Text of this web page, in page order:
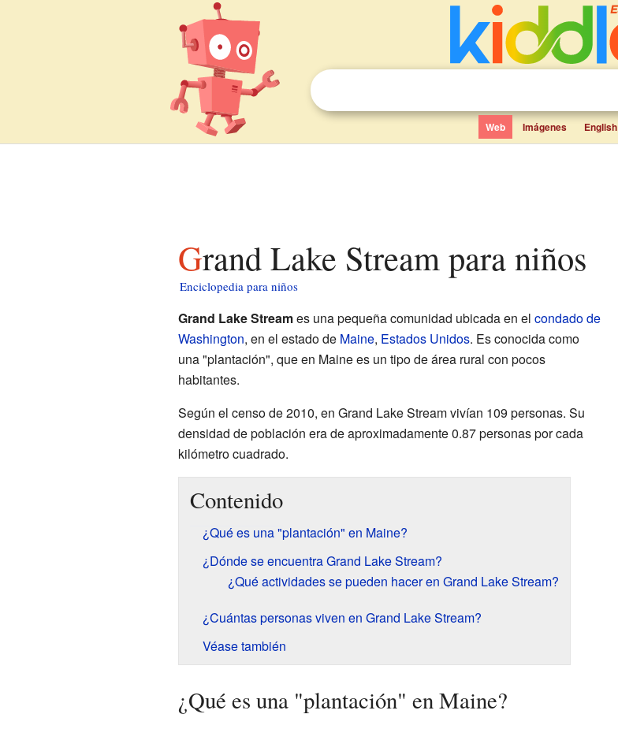
Web Imágenes English
Grand Lake Stream para niños
Enciclopedia para niños
Grand Lake Streames una pequeña comunidad ubicada en el condado de
Washington, en el estado de Maine, Estados Unidos. Es conocida como
una "plantación", que en Maine es un tipo de área rural con pocos
habitantes.
Según el censo de 2010, en Grand Lake Stream vivían 109 personas. Su
densidad de población era de aproximadamente 0.87 personas por cada
kilómetro cuadrado.
Contenido
¿Qué es una "plantación" en Maine?
¿Dónde se encuentra Grand Lake Stream?
¿Qué actividades se pueden hacer en Grand Lake Stream?
¿Cuántas personas viven en Grand Lake Stream?
Véase también
¿Qué es una "plantación" en Maine?